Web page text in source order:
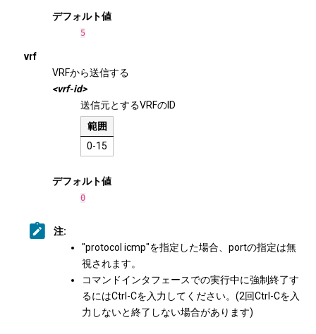
デフォルト値
5
vrf
VRFから送信する
<vrf-id>
送信元とするVRFのID
範囲
0-15
デフォルト値
0
注:
"protocol icmp"を指定した場合、portの指定は無
視されます。
コマンドインタフェースでの実行中に強制終了す
るにはCtrl-Cを入力してください。(2回Ctrl-Cを入
力しないと終了しない場合があります)